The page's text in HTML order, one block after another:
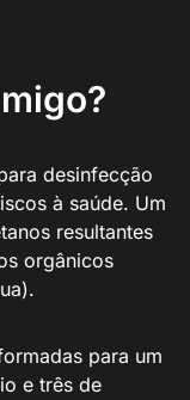
desinfecção
à saúde. Um
resultantes
orgânicos
para um
e três de